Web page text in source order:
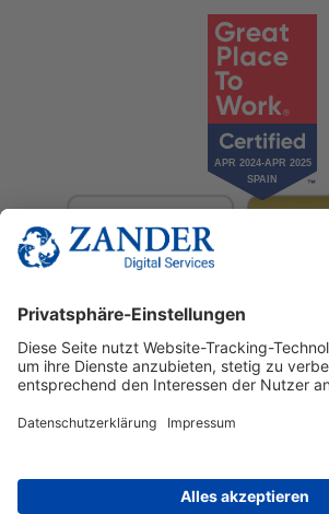
© 2025 Zander Digital Services